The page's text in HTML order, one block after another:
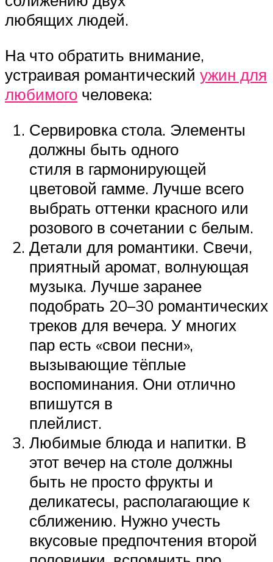
любящих людей.
На что обратить внимание,
устраивая романтический ужин для
любимого человека:
Сервировка стола. Элементы
должны быть одного
стиля в гармонирующей
цветовой гамме. Лучше всего
выбрать оттенки красного или
розового в сочетании с белым.
Детали для романтики. Свечи,
приятный аромат, волнующая
музыка. Лучше заранее
подобрать 20–30 романтических
треков для вечера. У многих
пар есть «свои песни»,
вызывающие тёплые
воспоминания. Они отлично
впишутся в
плейлист.
Любимые блюда и напитки. В
этот вечер на столе должны
быть не просто фрукты и
деликатесы, располагающие к
сближению. Нужно учесть
вкусовые предпочтения второй